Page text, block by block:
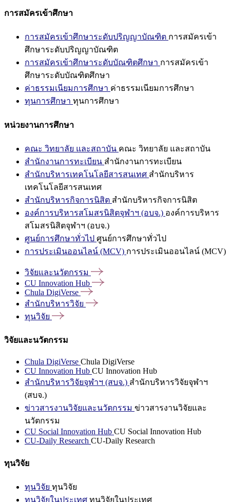
การสมัครเข้าศึกษา
การสมัครเข้าศึกษาระดับปริญญาบัณฑิต การสมัครเข้า
ศึกษาระดับปริญญาบัณฑิต
การสมัครเข้าศึกษาระดับบัณฑิตศึกษา การสมัครเข้า
ศึกษาระดับบัณฑิตศึกษา
ค่าธรรมเนียมการศึกษา ค่าธรรมเนียมการศึกษา
ทุนการศึกษา ทุนการศึกษา
หน่วยงานการศึกษา
คณะ วิทยาลัย และสถาบัน คณะ วิทยาลัย และสถาบัน
สำนักงานการทะเบียน สำนักงานการทะเบียน
สำนักบริหารเทคโนโลยีสารสนเทศ สำนักบริหาร
เทคโนโลยีสารสนเทศ
สำนักบริหารกิจการนิสิต สำนักบริหารกิจการนิสิต
องค์การบริหารสโมสรนิสิตจุฬาฯ (อบจ.) องค์การบริหาร
สโมสรนิสิตจุฬาฯ (อบจ.)
ศูนย์การศึกษาทั่วไป ศูนย์การศึกษาทั่วไป
การประเมินออนไลน์ (MCV) การประเมินออนไลน์ (MCV)
วิจัยและนวัตกรรม
CU Innovation Hub
Chula DigiVerse
สำนักบริหารวิจัย
ทุนวิจัย
วิจัยและนวัตกรรม
Chula DigiVerse Chula DigiVerse
CU Innovation Hub CU Innovation Hub
สำนักบริหารวิจัยจุฬาฯ (สบจ.) สำนักบริหารวิจัยจุฬาฯ
(สบจ.)
ข่าวสารงานวิจัยและนวัตกรรม ข่าวสารงานวิจัยและ
นวัตกรรม
CU Social Innovation Hub CU Social Innovation Hub
CU-Daily Research CU-Daily Research
ทุนวิจัย
ทุนวิจัย ทุนวิจัย
ทุนวิจัยในประเทศ ทุนวิจัยในประเทศ